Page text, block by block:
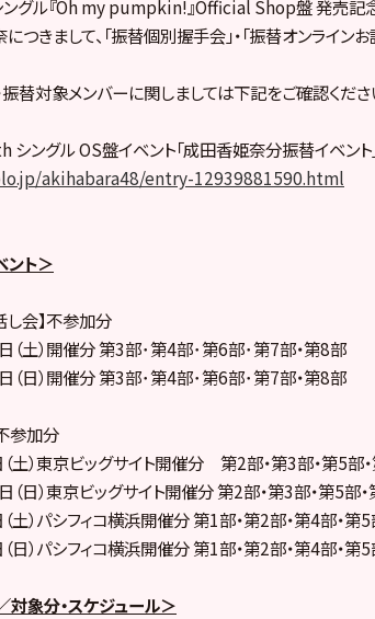
グル『Oh my pumpkin!』Official Shop盤 発売記
つきまして、「振替個別握手会」・「振替オンライン
替対象メンバーに関しましては下記をご確認くださ
ングル OS盤イベント「成田香姫奈分振替イベント
akihabara48/entry-12939881590.html
ント＞
し会】不参加分
土）開催分 第3部･第4部･第6部･第7部・第8部
日）開催分 第3部･第4部･第6部･第7部・第8部
参加分
土）東京ビッグサイト開催分 第2部・第3部・第5部
日）東京ビッグサイト開催分 第2部・第3部・第5部
）パシフィコ横浜開催分 第1部・第2部・第4部・第
）パシフィコ横浜開催分 第1部・第2部・第4部・第
象分・スケジュール＞